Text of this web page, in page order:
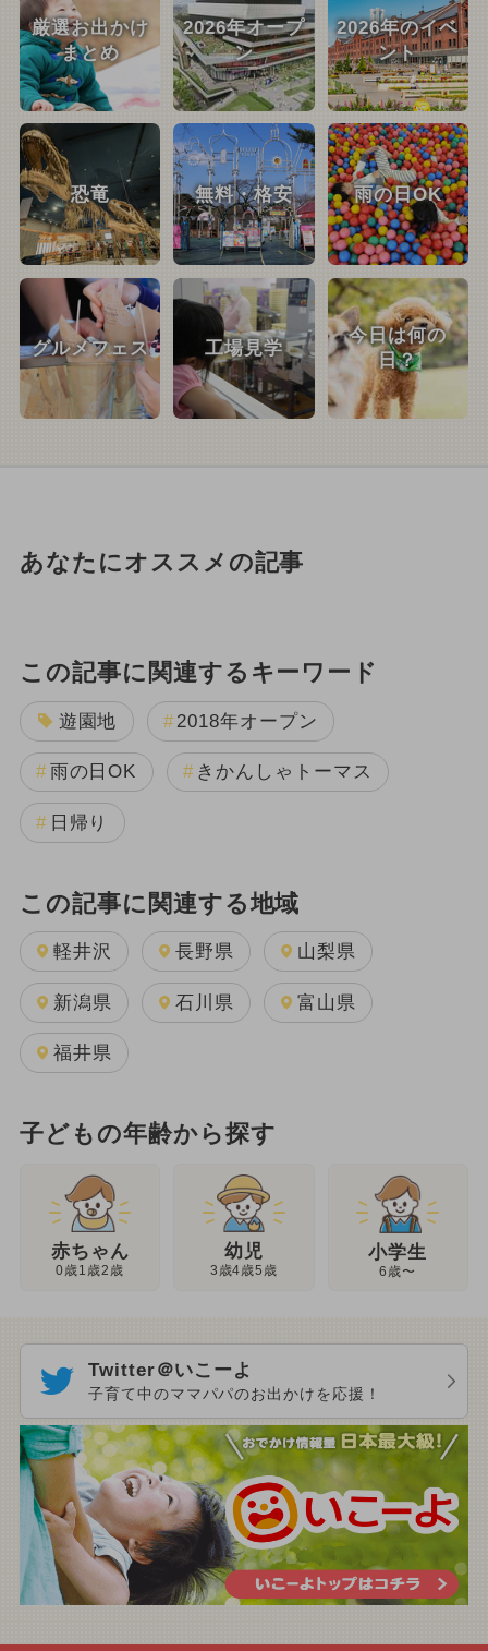
厳選お出かけ
まとめ
2026年オープ
ン
2026年のイベ
ント
恐竜 無料・格安 雨の日OK
グルメフェス 工場見学
今日は何の
日？
あなたにオススメの記事
この記事に関連するキーワード
遊園地 2018年オープン
雨の日OK きかんしゃトーマス
日帰り
この記事に関連する地域
軽井沢 長野県 山梨県
新潟県 石川県 富山県
福井県
子どもの年齢から探す
赤ちゃん
0歳1歳2歳
幼児
3歳4歳5歳
小学生
6歳〜
Twitter＠いこーよ
子育て中のママパパのお出かけを応援！